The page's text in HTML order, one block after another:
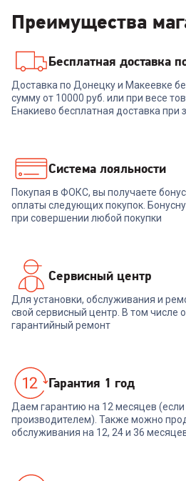
Ноутбук MAIBENBEN M647
(M6470B140LU4E11)
55 999₽
В корзину
Преимущества
Бесплатная доставка
Доставка по Донецку и Макеевке
сумму от 10000 руб. или при весе
Енакиево бесплатная доставка при
Система лояльности
Покупая в ФОКС, вы получаете
оплаты следующих покупок.
при совершении любой покупки
Сервисный центр
Для установки, обслуживания и
свой сервисный центр. В том числе
гарантийный ремонт
Гарантия 1 год
Даем гарантию на 12 месяцев
производителем). Также можно
обслуживания на 12, 24 и 36